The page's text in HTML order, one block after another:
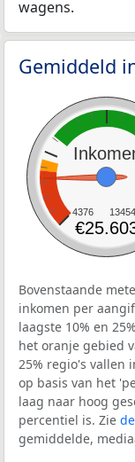
wagens.
Gemiddeld
4376
Bovenstaande
inkomen per
laagste 10% en
het oranje gebied
25% regio's vallen
op basis van het
laag naar hoog
percentiel is. Zie
gemiddelde,